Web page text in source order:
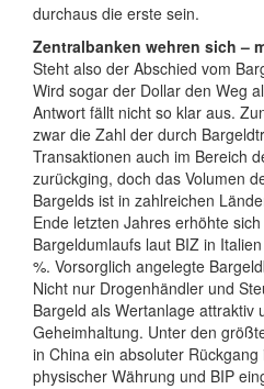
durchaus die erste sein.
Zentralbanken wehren sich –
Steht also der Abschied vom
Wird sogar der Dollar den Weg
Antwort fällt nicht so klar aus.
zwar die Zahl der durch
Transaktionen auch im Bereich
zurückging, doch das Volumen
Bargelds ist in zahlreichen
Ende letzten Jahres erhöhte
Bargeldumlaufs laut BIZ in
%. Vorsorglich angelegte
Nicht nur Drogenhändler und
Bargeld als Wertanlage attraktiv
Geheimhaltung. Unter den
in China ein absoluter Rückgang
physischer Währung und BIP